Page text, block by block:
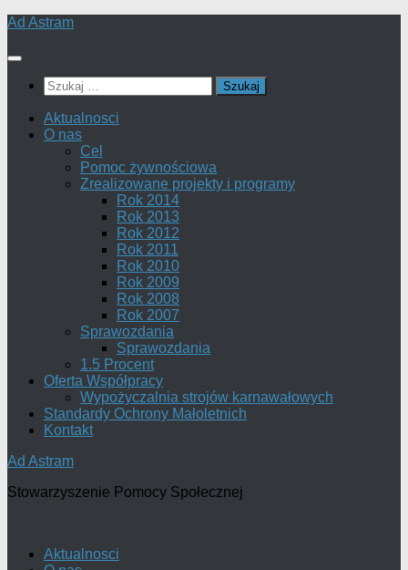
Skip
content
Ad Astram
Szukaj:
Aktualnosci
O nas
Cel
Pomoc żywnościowa
Zrealizowane projekty i programy
Rok 2014
Rok 2013
Rok 2012
Rok 2011
Rok 2010
Rok 2009
Rok 2008
Rok 2007
Sprawozdania
Sprawozdania
1.5 Procent
Oferta Współpracy
Wypożyczalnia strojów karnawałowych
Standardy Ochrony Małoletnich
Kontakt
Ad Astram
Stowarzyszenie Pomocy Społecznej
Aktualnosci